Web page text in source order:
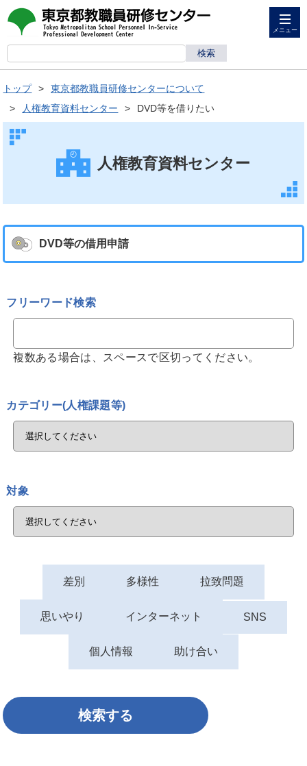
メニュー
トップ
東京都教職員研修センターについて
人権教育資料センター
DVD等を借りたい
人権教育資料センター
DVD等の借用申請
フリーワード検索
複数ある場合は、スペースで区切ってください。
カテゴリー(人権課題等)
対象
差別 多様性 拉致問題
思いやり インターネット SNS
個人情報 助け合い